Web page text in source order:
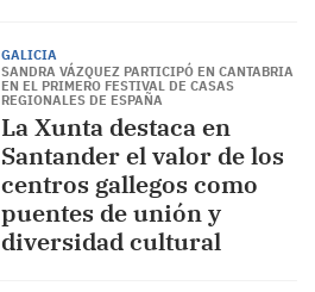
GALICIA
SANDRA VÁZQUEZ PARTICIPÓ EN CANTABRIA
EN EL PRIMERO FESTIVAL DE CASAS
REGIONALES DE ESPAÑA
La Xunta destaca en
Santander el valor de los
centros gallegos como
puentes de unión y
diversidad cultural